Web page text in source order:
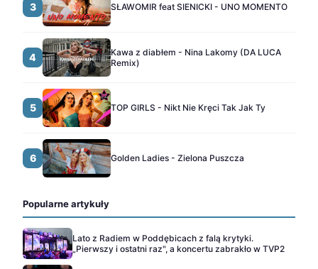
3 SŁAWOMIR feat SIENICKI - UNO MOMENTO
4
Kawa z diabłem - Nina Lakomy (DA LUCA
Remix)
5 TOP GIRLS - Nikt Nie Kręci Tak Jak Ty
6 Golden Ladies - Zielona Puszcza
Popularne artykuły
Lato z Radiem w Poddębicach z falą krytyki.
„Pierwszy i ostatni raz", a koncertu zabrakło w TVP2